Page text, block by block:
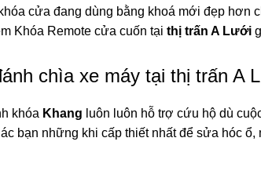
cửa đang dùng bằng khoá mới đẹp hơn
Khóa Remote cửa cuốn tại thị trấn A Lưới
chìa xe máy tại thị trấn A
khóa Khang luôn luôn hỗ trợ cứu hộ dù
bạn những khi cấp thiết nhất để sửa hóc